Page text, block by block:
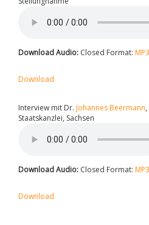
Download Audio: Closed Format: MP3
Download
Interview mit Dr. Johannes Beermann
Staatskanzlei, Sachsen
Download Audio: Closed Format: MP3
Download